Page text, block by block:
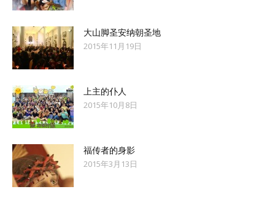
大山脚圣安纳朝圣地
2015年11月19日
上主的仆人
2015年10月8日
福传者的身影
2015年3月13日